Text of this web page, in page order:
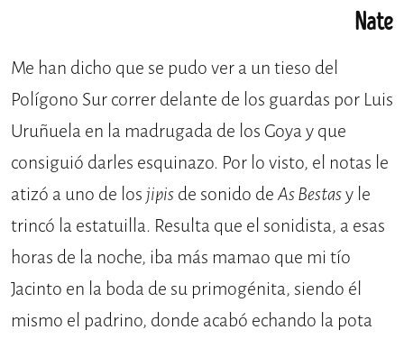
Nate
Me han dicho que se pudo ver a un tieso del
Polígono Sur correr delante de los guardas por Luis
Uruñuela en la madrugada de los Goya y que
consiguió darles esquinazo. Por lo visto, el notas le
atizó a uno de losjipisde sonido deAs Bestasy le
trincó la estatuilla. Resulta que el sonidista, a esas
horas de la noche, iba más mamao que mi tío
Jacinto en la boda de su primogénita, siendo él
mismo el padrino, donde acabó echando la pota